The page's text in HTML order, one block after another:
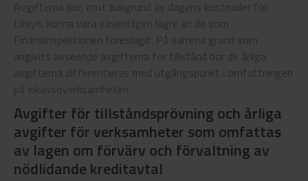
Avgifterna bör, mot bakgrund av dagens kostnader för
tillsyn, kunna vara väsentligen lägre än de som
Finansinspektionen föreslagit. På samma grund som
angivits avseende avgifterna för tillstånd bör de årliga
avgifterna differentieras med utgångspunkt i omfattningen
på inkassoverksamheten.
Avgifter för tillståndsprövning och årliga
avgifter för verksamheter som omfattas
av lagen om förvärv och förvaltning av
nödlidande kreditavtal